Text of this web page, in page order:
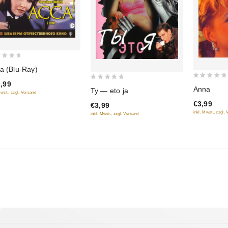
(Blu-Ray)
zzgl. Versand
out
of
5
Ty — eto ja
€3,99
inkl. Mwst., zzgl. Versand
of
5
Anna
€3,99
inkl. Mwst., zzgl.